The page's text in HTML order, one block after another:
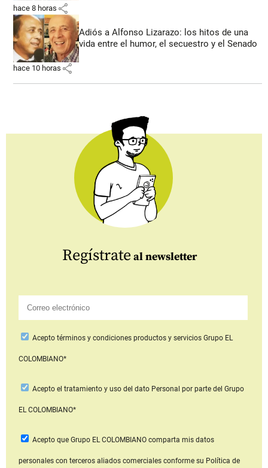
hace 8 horas share
Adiós a Alfonso Lizarazo: los hitos de una
vida entre el humor, el secuestro y el Senado
hace 10 horas share
Regístrate al newsletter
Aceptotérminos y condiciones productos y serviciosGrupo EL
COLOMBIANO*
Acepto el tratamiento y uso del dato Personal por parte del Grupo
EL COLOMBIANO*
Acepto que Grupo EL COLOMBIANOcomparta mis datos
personales con terceros aliados comerciales conforme su Política de